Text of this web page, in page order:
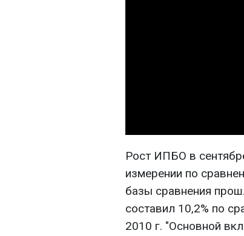
Рост ИПБО в
измерении по
базы сравнения
составил 10,2% по
2010 г. "Основной